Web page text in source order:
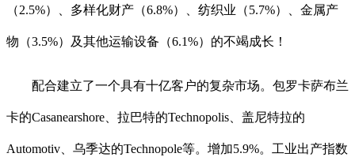
（2.5%）、多样化财产（6.8%）、纺织业（5.7%）、金属产
物（3.5%）及其他运输设备（6.1%）的不竭成长！
配合建立了一个具有十亿客户的复杂市场。包罗卡萨布兰
卡的Casanearshore、拉巴特的Technopolis、盖尼特拉的
Automotiv、乌季达的Technopole等。增加5.9%。工业出产指数